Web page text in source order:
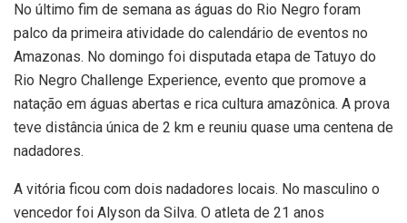
No último fim de semana as águas do Rio Negro foram
palco da primeira atividade do calendário de eventos no
Amazonas. No domingo foi disputada etapa de Tatuyo do
Rio Negro Challenge Experience, evento que promove a
natação em águas abertas e rica cultura amazônica. A prova
teve distância única de 2 km e reuniu quase uma centena de
nadadores.
A vitória ficou com dois nadadores locais. No masculino o
vencedor foi Alyson da Silva. O atleta de 21 anos